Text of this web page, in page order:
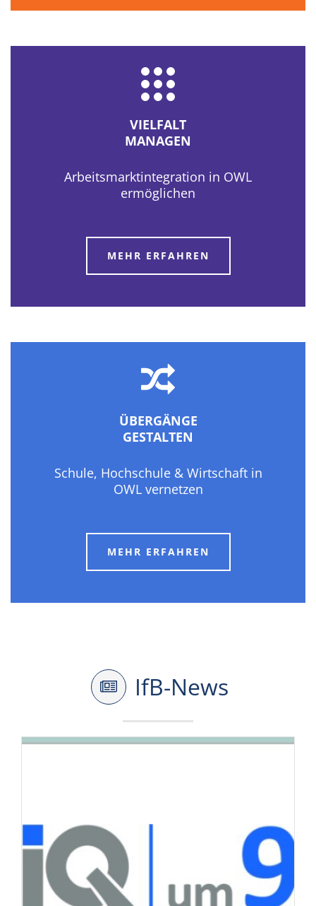
VIELFALT
MANAGEN
Arbeitsmarktintegration in OWL
ermöglichen
MEHR ERFAHREN
ÜBERGÄNGE
GESTALTEN
Schule, Hochschule & Wirtschaft in
OWL vernetzen
MEHR ERFAHREN
IfB-News